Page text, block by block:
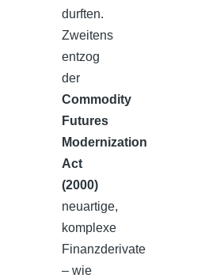
durften.
Zweitens
entzog
der
Commodity
Futures
Modernization
Act
(2000)
neuartige,
komplexe
Finanzderivate
– wie